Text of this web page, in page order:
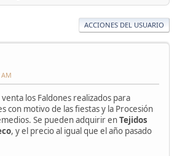
ACCIONES DEL USUARIO
los Faldones realizados para
con motivo de las fiestas y la Procesión
Se pueden adquirir enTejidos
, y el precio al igual que el año pasado